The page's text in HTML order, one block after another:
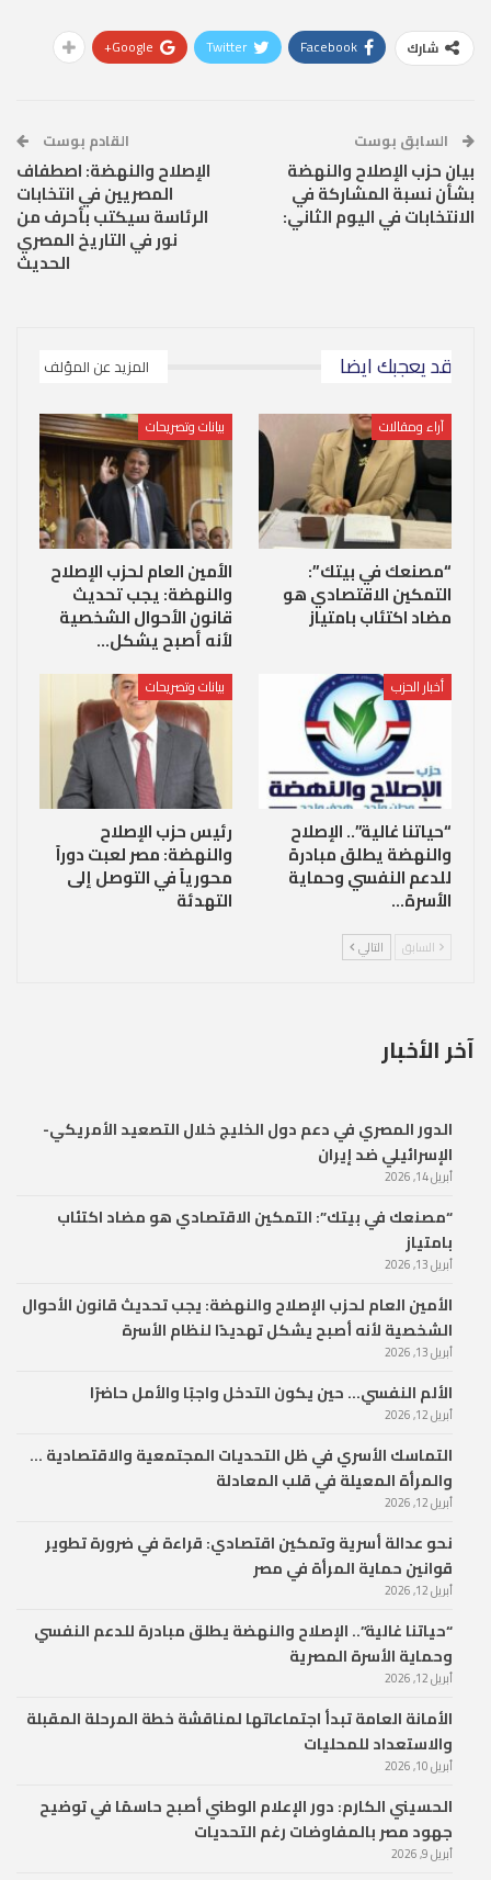
شارك Facebook
Twitter
Google+
السابق بوست
بيان حزب الإصلاح والنهضة
بشأن نسبة المشاركة في
الانتخابات في اليوم الثاني:
القادم بوست
الإصلاح والنهضة: اصطفاف
المصريين في انتخابات
الرئاسة سيكتب بأحرف من
نور في التاريخ المصري
الحديث
قد يعجبك ايضا المزيد عن المؤلف
آراء ومقالات
“مصنعك في بيتك”:
التمكين الاقتصادي هو
مضاد اكتئاب بامتياز
بيانات وتصريحات
الأمين العام لحزب الإصلاح
والنهضة: يجب تحديث
قانون الأحوال الشخصية
لأنه أصبح يشكل…
أخبار الحزب
“حياتنا غالية”.. الإصلاح
والنهضة يطلق مبادرة
للدعم النفسي وحماية
الأسرة…
بيانات وتصريحات
رئيس حزب الإصلاح
والنهضة: مصر لعبت دوراً
محورياً في التوصل إلى
التهدئة
السابق التالي
آخر الأخبار
الدور المصري في دعم دول الخليج خلال التصعيد الأمريكي-
الإسرائيلي ضد إيران
أبريل 14, 2026
“مصنعك في بيتك”: التمكين الاقتصادي هو مضاد اكتئاب
بامتياز
أبريل 13, 2026
الأمين العام لحزب الإصلاح والنهضة: يجب تحديث قانون الأحوال
الشخصية لأنه أصبح يشكل تهديدًا لنظام الأسرة
أبريل 13, 2026
الألم النفسي… حين يكون التدخل واجبًا والأمل حاضرًا
أبريل 12, 2026
التماسك الأسري في ظل التحديات المجتمعية والاقتصادية …
والمرأة المعيلة في قلب المعادلة
أبريل 12, 2026
نحو عدالة أسرية وتمكين اقتصادي: قراءة في ضرورة تطوير
قوانين حماية المرأة في مصر
أبريل 12, 2026
“حياتنا غالية”.. الإصلاح والنهضة يطلق مبادرة للدعم النفسي
وحماية الأسرة المصرية
أبريل 12, 2026
الأمانة العامة تبدأ اجتماعاتها لمناقشة خطة المرحلة المقبلة
والاستعداد للمحليات
أبريل 10, 2026
الحسيني الكارم: دور الإعلام الوطني أصبح حاسمًا في توضيح
جهود مصر بالمفاوضات رغم التحديات
أبريل 9, 2026